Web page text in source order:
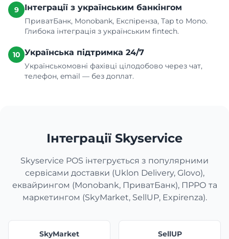
9 Інтеграції з українським банкінгом
ПриватБанк, Monobank, Експіренза, Tap to Mono.
Глибока інтеграція з українським fintech.
10 Українська підтримка 24/7
Українськомовні фахівці цілодобово через чат,
телефон, email — без доплат.
Інтеграції Skyservice
Skyservice POS інтегрується з популярними
сервісами доставки (Uklon Delivery, Glovo),
еквайрингом (Monobank, ПриватБанк), ПРРО та
маркетингом (SkyMarket, SellUP, Expirenza).
SkyMarket SellUP